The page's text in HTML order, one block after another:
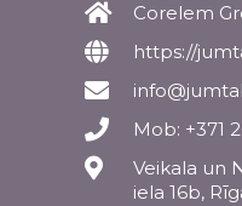
Corelem
https://
Mob: +371
Veikala un
iela 16b,